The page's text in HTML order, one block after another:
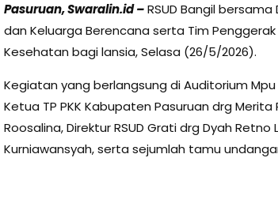
Pasuruan, Swaralin.id –RSUD Bangil
dan Keluarga Berencana serta Tim
Kesehatan bagi lansia, Selasa (26/5/2026).
Kegiatan yang berlangsung di Auditorium
Ketua TP PKK Kabupaten Pasuruan drg Merita
Roosalina, Direktur RSUD Grati drg Dyah
Kurniawansyah, serta sejumlah tamu